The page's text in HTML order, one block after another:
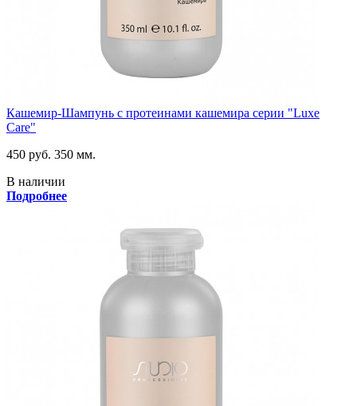
Кашемир-Шампунь с протеинами кашемира серии "Luxe
Care"
450 руб. 350 мм.
В наличии
Подробнее